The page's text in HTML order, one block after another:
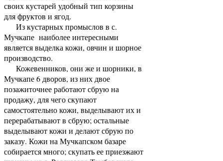
своих кустарей удобный тип корзины
для фруктов и ягод.
Из кустарных промыслов в с.
Мучкапе наиболее интересными
является выделка кожи, овчин и шорное
производство.
Кожевенников, они же и шорники, в
Мучкапе 6 дворов, из них двое
позажиточнее работают сбрую на
продажу, для чего скупают
самостоятельно кожи, выделывают их и
перерабатывают в сбрую; остальные
выделывают кожи и делают сбрую по
заказу. Кожи на Мучкапском базаре
собирается много; скупать ее приезжают